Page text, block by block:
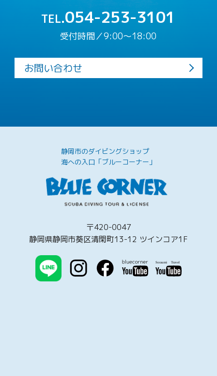
TEL.054-253-3101
受付時間／9:00〜18:00
お問い合わせ
静岡市のダイビングショップ
海への入口「ブルーコーナー」
〒420-0047
静岡県静岡市葵区清閑町13-12 ツインコア1F